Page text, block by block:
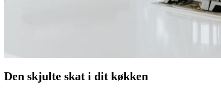
Den skjulte skat i dit køkken